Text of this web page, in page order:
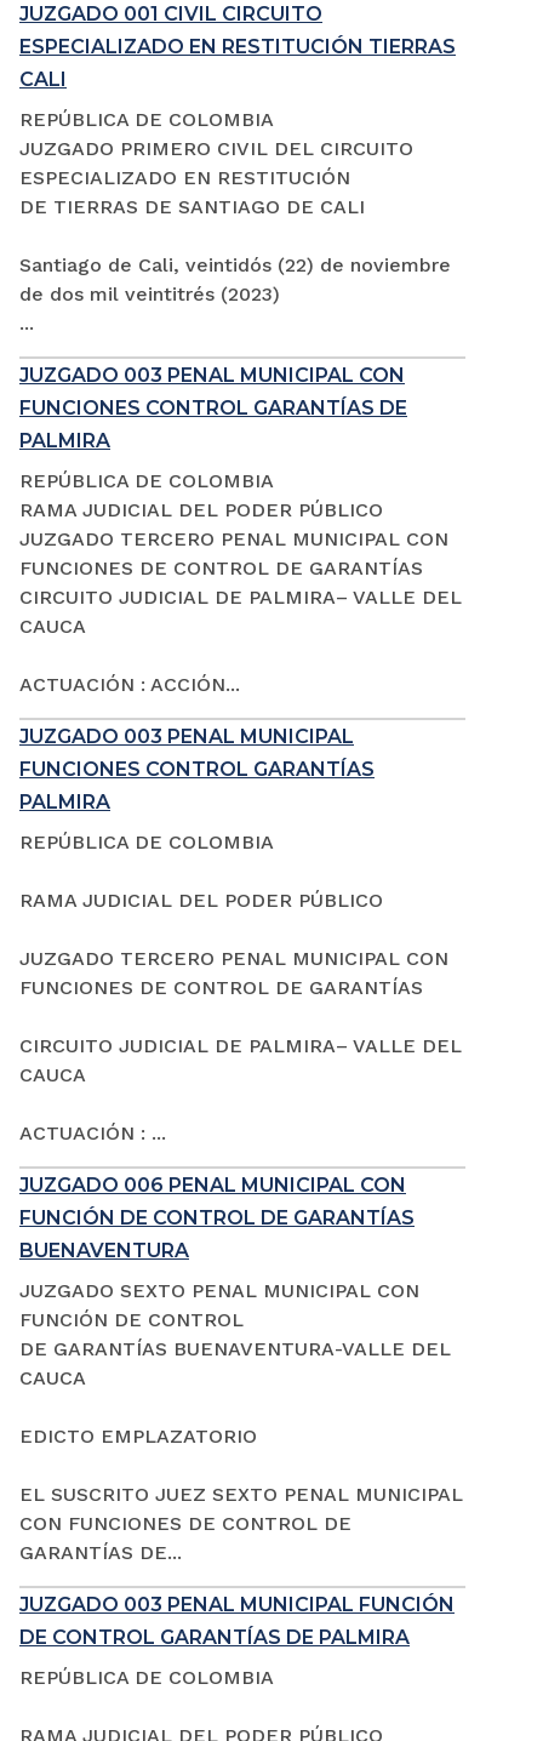
JUZGADO 001 CIVIL CIRCUITO
ESPECIALIZADO EN RESTITUCIÓN TIERRAS
CALI
REPÚBLICA DE COLOMBIA
JUZGADO PRIMERO CIVIL DEL CIRCUITO
ESPECIALIZADO EN RESTITUCIÓN
DE TIERRAS DE SANTIAGO DE CALI
Santiago de Cali, veintidós (22) de noviembre
de dos mil veintitrés (2023)
...
JUZGADO 003 PENAL MUNICIPAL CON
FUNCIONES CONTROL GARANTÍAS DE
PALMIRA
REPÚBLICA DE COLOMBIA
RAMA JUDICIAL DEL PODER PÚBLICO
JUZGADO TERCERO PENAL MUNICIPAL CON
FUNCIONES DE CONTROL DE GARANTÍAS
CIRCUITO JUDICIAL DE PALMIRA– VALLE DEL
CAUCA
ACTUACIÓN : ACCIÓN...
JUZGADO 003 PENAL MUNICIPAL
FUNCIONES CONTROL GARANTÍAS
PALMIRA
REPÚBLICA DE COLOMBIA
RAMA JUDICIAL DEL PODER PÚBLICO
JUZGADO TERCERO PENAL MUNICIPAL CON
FUNCIONES DE CONTROL DE GARANTÍAS
CIRCUITO JUDICIAL DE PALMIRA– VALLE DEL
CAUCA
ACTUACIÓN : ...
JUZGADO 006 PENAL MUNICIPAL CON
FUNCIÓN DE CONTROL DE GARANTÍAS
BUENAVENTURA
JUZGADO SEXTO PENAL MUNICIPAL CON
FUNCIÓN DE CONTROL
DE GARANTÍAS BUENAVENTURA-VALLE DEL
CAUCA
EDICTO EMPLAZATORIO
EL SUSCRITO JUEZ SEXTO PENAL MUNICIPAL
CON FUNCIONES DE CONTROL DE
GARANTÍAS DE...
JUZGADO 003 PENAL MUNICIPAL FUNCIÓN
DE CONTROL GARANTÍAS DE PALMIRA
REPÚBLICA DE COLOMBIA
RAMA JUDICIAL DEL PODER PÚBLICO